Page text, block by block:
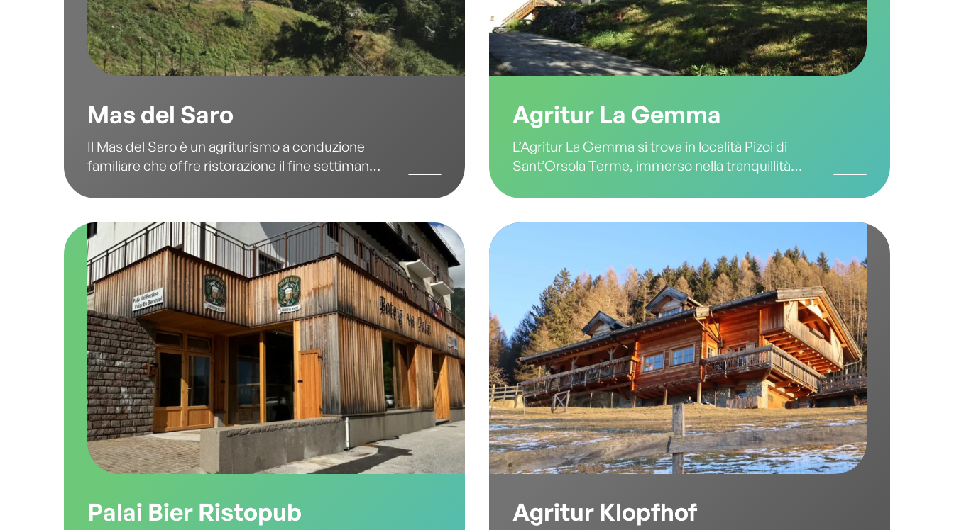
Mas del Saro
Il Mas del Saro è un agriturismo a conduzione
familiare che offre ristorazione il fine settimana.
maso propone una cucina genuina basata su
ingredienti di produzione propria: carne,
affettati, verdure, piccoli frutti, frutta, mais e
patate. Ciò che non viene coltivato o allevato
direttamente viene acquistato da masi della
Valle dei Mòcheni, nel rispetto della filiera corta
e della qualità.
Agritur La Gemma
L’Agritur La Gemma si trova in località Pizoi di
Sant’Orsola Terme, immerso nella tranquillità
catena montuosa del Lagorai. Questo luogo è
l’ideale per chi cerca momenti di pace e
natura incontaminata e da paesaggi mozzafiato.
Palai Bier Ristopub Agritur Klopfhof